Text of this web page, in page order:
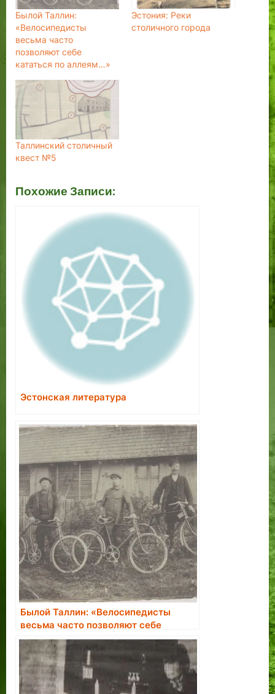
Былой Таллин:
«Велосипедисты
весьма часто
позволяют себе
кататься по аллеям…»
Эстония: Реки
столичного города
Таллинский столичный
квест №5
Похожие Записи:
Эстонская литература
Былой Таллин: «Велосипедисты
весьма часто позволяют себе
кататься по аллеям…»